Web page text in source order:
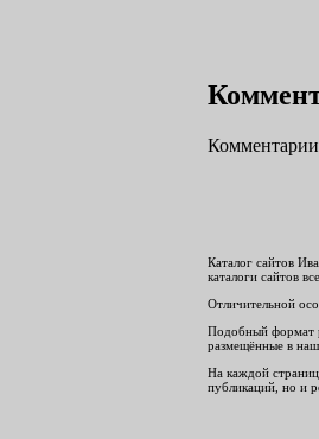
Каталог сайтов
каталоги сайтов
Отличительной
Подобный формат
размещённые в
На каждой
публикаций, но и